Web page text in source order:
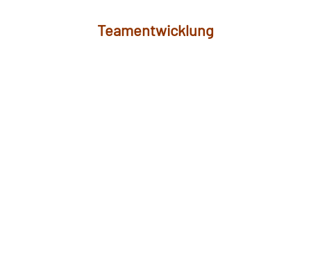
Teamentwicklung